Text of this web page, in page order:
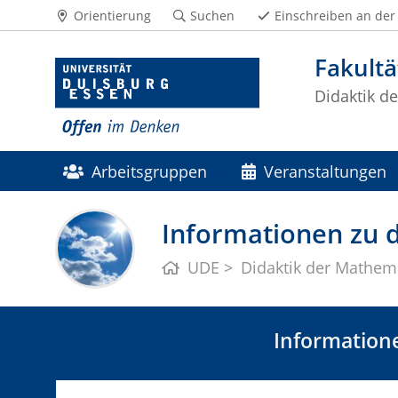
Didaktik
Orientierung Suchen Einschreiben an der
Arbeitsgruppen Veranstaltungen
Informationen zu
UDE Didaktik der